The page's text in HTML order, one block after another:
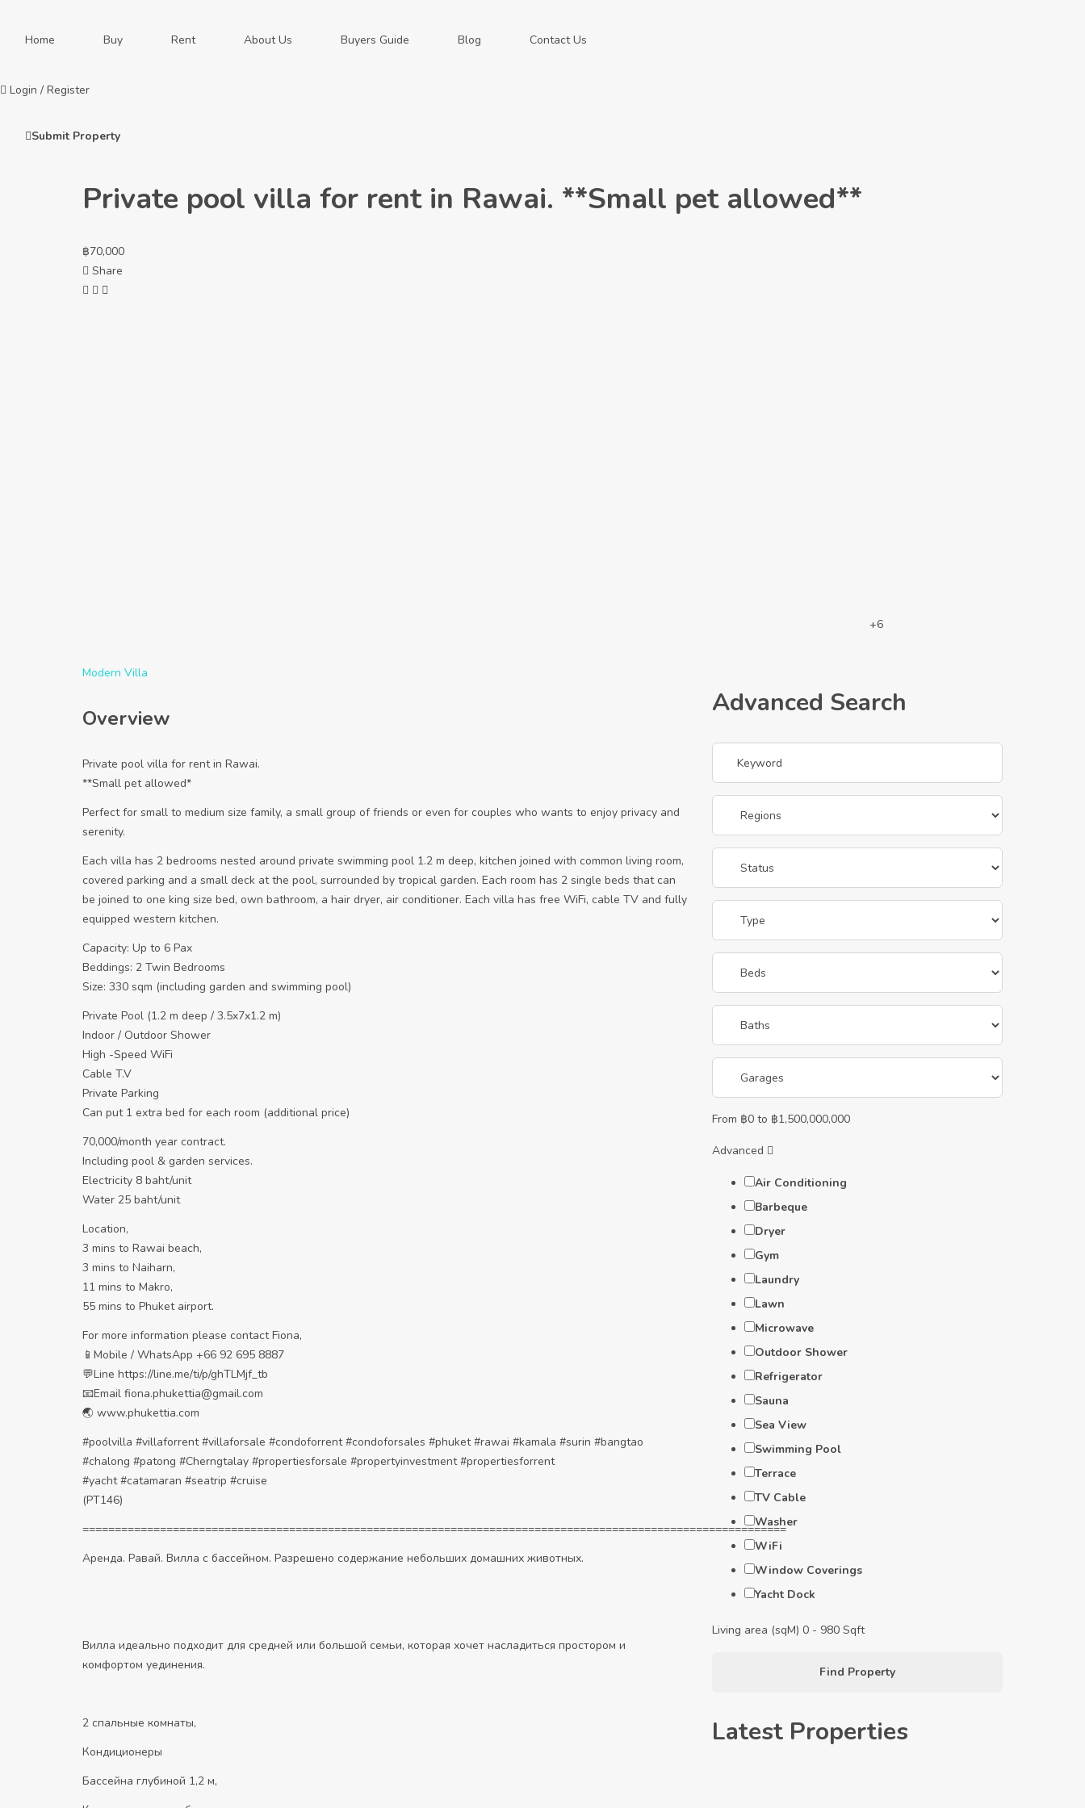
Home Buy Rent About Us Buyers Guide Blog Contact Us
Login / Register
Submit Property
Private pool villa for rent in Rawai. **Small pet allowed**
฿70,000
Share
+6
Modern Villa
Overview
Private pool villa for rent in Rawai.
**Small pet allowed*
Perfect for small to medium size family, a small group of friends or even for couples who wants to enjoy privacy and
serenity.
Each villa has 2 bedrooms nested around private swimming pool 1.2 m deep, kitchen joined with common living room,
covered parking and a small deck at the pool, surrounded by tropical garden. Each room has 2 single beds that can
be joined to one king size bed, own bathroom, a hair dryer, air conditioner. Each villa has free WiFi, cable TV and fully
equipped western kitchen.
Capacity: Up to 6 Pax
Beddings: 2 Twin Bedrooms
Size: 330 sqm (including garden and swimming pool)
Private Pool (1.2 m deep / 3.5x7x1.2 m)
Indoor / Outdoor Shower
High -Speed WiFi
Cable T.V
Private Parking
Can put 1 extra bed for each room (additional price)
70,000/month year contract.
Including pool & garden services.
Electricity 8 baht/unit
Water 25 baht/unit
Location,
3 mins to Rawai beach,
3 mins to Naiharn,
11 mins to Makro,
55 mins to Phuket airport.
For more information please contact Fiona,
📱Mobile / WhatsApp +66 92 695 8887
💬Line https://line.me/ti/p/ghTLMjf_tb
📧Email fiona.phukettia@gmail.com
🌏 www.phukettia.com
#poolvilla #villaforrent #villaforsale #condoforrent #condoforsales #phuket #rawai #kamala #surin #bangtao
#chalong #patong #Cherngtalay #propertiesforsale #propertyinvestment #propertiesforrent
#yacht #catamaran #seatrip #cruise
(PT146)
=============================================================================================================
Аренда. Равай. Вилла с бассейном. Разрешено содержание небольших домашних животных.
Вилла идеально подходит для средней или большой семьи, которая хочет насладиться простором и
комфортом уединения.
2 спальные комнаты,
Кондиционеры
Бассейна глубиной 1,2 м,
Advanced Search
From ฿0 to ฿1,500,000,000
Advanced
Air Conditioning
Barbeque
Dryer
Gym
Laundry
Lawn
Microwave
Outdoor Shower
Refrigerator
Sauna
Sea View
Swimming Pool
Terrace
TV Cable
Washer
WiFi
Window Coverings
Yacht Dock
Living area (sqM) 0 - 980 Sqft
Find Property
Latest Properties